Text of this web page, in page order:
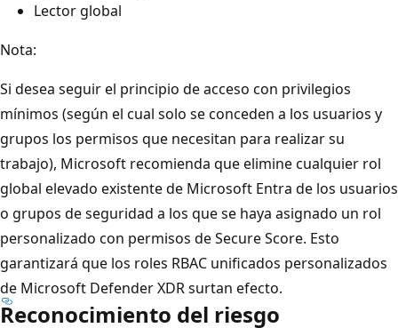
Lector global
Nota:
Si desea seguir el principio de acceso con privilegios
mínimos (según el cual solo se conceden a los usuarios y
grupos los permisos que necesitan para realizar su
trabajo), Microsoft recomienda que elimine cualquier rol
global elevado existente de Microsoft Entra de los usuarios
o grupos de seguridad a los que se haya asignado un rol
personalizado con permisos de Secure Score. Esto
garantizará que los roles RBAC unificados personalizados
de Microsoft Defender XDR surtan efecto.
Reconocimiento del riesgo